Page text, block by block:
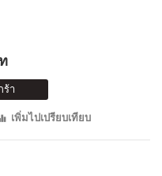
ร้า
เพิ่มไปเปรียบเทียบ